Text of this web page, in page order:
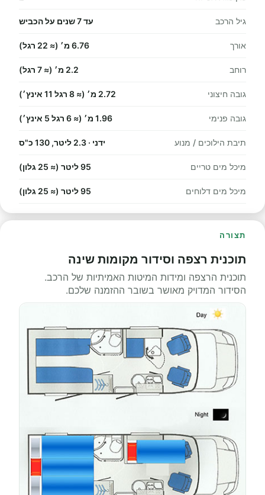
גיל הרכב עד 7 שנים על הכביש
אורך 6.76 מ׳ (≈ 22 רגל)
רוחב 2.2 מ׳ (≈ 7 רגל)
גובה חיצוני 2.72 מ׳ (≈ 8 רגל 11 אינץ׳)
גובה פנימי 1.96 מ׳ (≈ 6 רגל 5 אינץ׳)
תיבת הילוכים / מנוע ידני · 2.3 ליטר, 130 כ"ס
מיכל מים טריים 95 ליטר (≈ 25 גלון)
מיכל מים דלוחים 95 ליטר (≈ 25 גלון)
תצורה
תוכנית רצפה וסידור מקומות שינה
תוכנית הרצפה ומידות המיטות האמיתיות של הרכב.
הסידור המדויק מאושר בשובר ההזמנה שלכם.